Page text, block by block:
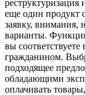
реструктуризация
еще один продукт
заявку, внимания,
варианты.
вы
гражданином.
подходящее
обладающими
оплачивать